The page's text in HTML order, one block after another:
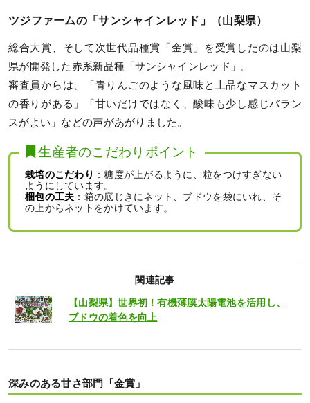
ツジファームの「サンシャインレッド」（山梨県）
総合大賞、そして次世代品種賞「金賞」を受賞したのは山梨
県が開発した赤系新品種「サンシャインレッド」。
審査員からは、「青りんごのような風味と上品なマスカット
の香りがある」「甘いだけではなく、酸味も少し感じバラン
スがよい」などの声があがりました。
生産者のこだわりポイント
栽培のこだわり ：糖度が上がるように、粒をつけすぎない
ようにしています。
梱包の工夫 ：箱の底じきにネット、ブドウを袋にいれ、そ
の上からネットをかけています。
関連記事
【山梨県】世界初！有機薄膜太陽電池を活用し、
ブドウの着色を向上
深みのある甘さ部門「金賞」